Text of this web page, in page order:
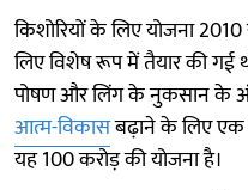
किशोरियों के लिए योजना
लिए विशेष रूप में तैयार की गई
पोषण और लिंग के नुकसान के
आत्म-विकासबढ़ाने के लिए एक
यह 100 करोड़ की योजना है।